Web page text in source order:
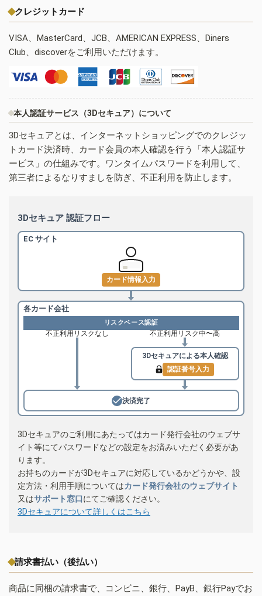
クレジットカード
VISA、MasterCard、JCB、AMERICAN EXPRESS、Diners
Club、discoverをご利用いただけます。
本人認証サービス（3Dセキュア）について
3Dセキュアとは、インターネットショッピングでのクレジッ
トカード決済時、カード会員の本人確認を行う「本人認証サ
ービス」の仕組みです。ワンタイムパスワードを利用して、
第三者によるなりすましを防ぎ、不正利用を防止します。
3Dセキュア 認証フロー
EC サイト
カード情報入力
各カード会社
リスクベース認証
不正利用リスクなし 不正利用リスク中〜高
3Dセキュアによる本人確認
認証番号入力
決済完了
3Dセキュアのご利用にあたってはカード発行会社のウェブサ
イト等にてパスワードなどの設定をお済みいただく必要があ
ります。
お持ちのカードが3Dセキュアに対応しているかどうかや、設
定方法・利用手順についてはカード発行会社のウェブサイト
又はサポート窓口にてご確認ください。
3Dセキュアについて詳しくはこちら
請求書払い（後払い）
商品に同梱の請求書で、コンビニ、銀行、PayB、銀行Payでお